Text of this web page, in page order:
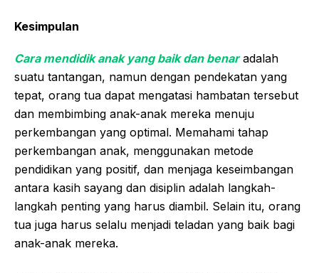
Kesimpulan
Cara mendidik anak yang baik dan benaradalah
suatu tantangan, namun dengan pendekatan yang
tepat, orang tua dapat mengatasi hambatan tersebut
dan membimbing anak-anak mereka menuju
perkembangan yang optimal. Memahami tahap
perkembangan anak, menggunakan metode
pendidikan yang positif, dan menjaga keseimbangan
antara kasih sayang dan disiplin adalah langkah-
langkah penting yang harus diambil. Selain itu, orang
tua juga harus selalu menjadi teladan yang baik bagi
anak-anak mereka.